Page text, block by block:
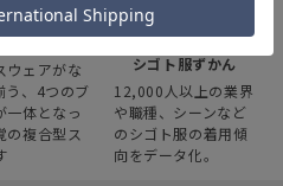
スクエア
ウェアがな
う、4つのブ
一体となっ
の複合型ス
みんなの
シゴト服ずかん
12,000人以上の業界
や職種、シーンなど
のシゴト服の着用傾
向をデータ化。